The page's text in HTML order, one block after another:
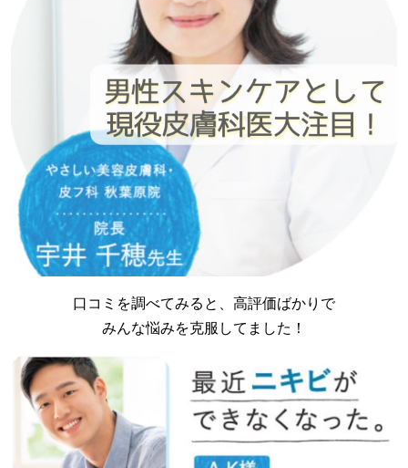
口コミを調べてみると、高評価ばかりで
みんな悩みを克服してました！